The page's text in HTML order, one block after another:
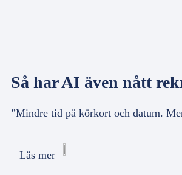
Så har AI även nått
”Mindre tid på körkort och datum.
Läs mer